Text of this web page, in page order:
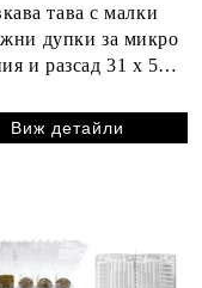
тава с малки
дупки за микро
и разсад 31 x 51 x
Виж детайли